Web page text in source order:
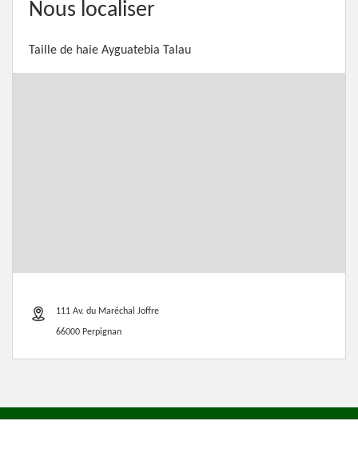
Nous localiser
Taille de haie Ayguatebia Talau
111 Av. du Maréchal Joffre
66000 Perpignan